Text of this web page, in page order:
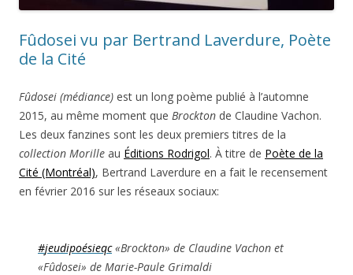
Fûdosei vu par Bertrand Laverdure, Poète
de la Cité
Fûdosei (médiance) est un long poème publié à l’automne
2015, au même moment que Brockton de Claudine Vachon.
Les deux fanzines sont les deux premiers titres de la
collection Morille au Éditions Rodrigol. À titre de Poète de la
Cité (Montréal), Bertrand Laverdure en a fait le recensement
en février 2016 sur les réseaux sociaux:
‪#‎jeudipoésieqc«Brockton» de Claudine Vachon et
«Fûdosei» de Marie-Paule Grimaldi